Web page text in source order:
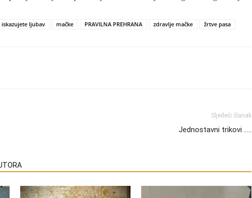
iskazujete ljubav mačke PRAVILNA PREHRANA zdravlje mačke žrtve pasa
Sljedeći članak
Jednostavni trikovi …..